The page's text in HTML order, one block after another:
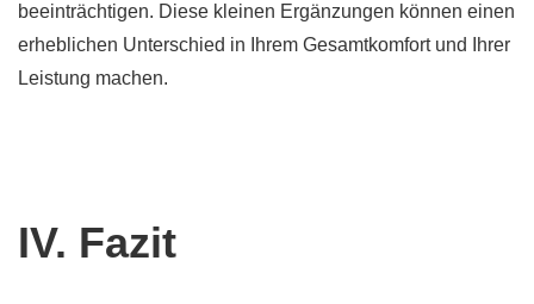
beeinträchtigen. Diese kleinen Ergänzungen können einen
erheblichen Unterschied in Ihrem Gesamtkomfort und Ihrer
Leistung machen.
IV. Fazit